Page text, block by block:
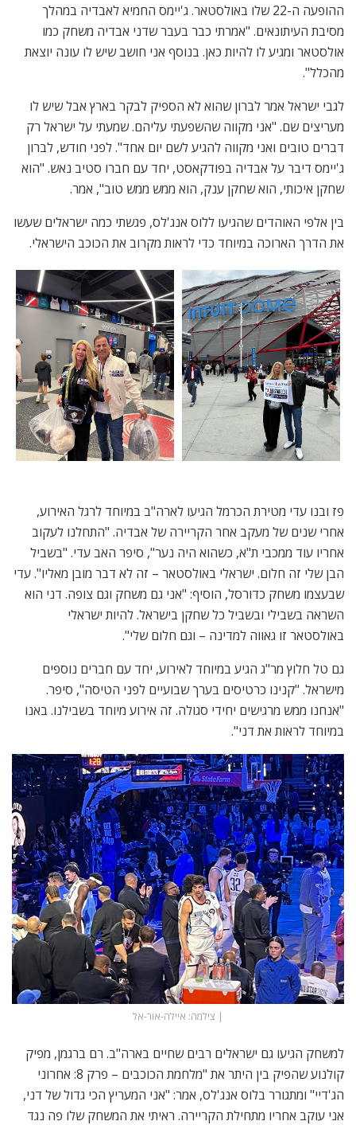
ההופעה ה-22 שלו באולסטאר. ג'יימס החמיא לאבדיה במהלך
מסיבת העיתונאים. "אמרתי כבר בעבר שדני אבדיה משחק כמו
אולסטאר ומגיע לו להיות כאן. בנוסף אני חושב שיש לו עונה יוצאת
מהכלל".
לגבי ישראל אמר לברון שהוא לא הספיק לבקר בארץ אבל שיש לו
מעריצים שם. "אני מקווה שהשפעתי עליהם. שמעתי על ישראל רק
דברים טובים ואני מקווה להגיע לשם יום אחד". לפני חודש, לברון
ג'יימס דיבר על אבדיה בפודקאסט, יחד עם חברו סטיב נאש. "הוא
שחקן איכותי, הוא שחקן ענק, הוא ממש ממש טוב", אמר.
בין אלפי האוהדים שהגיעו ללוס אנג'לס, פגשתי כמה ישראלים שעשו
את הדרך הארוכה במיוחד כדי לראות מקרוב את הכוכב הישראלי.
פז ובנו עדי מטירת הכרמל הגיעו לארה"ב במיוחד לרגל האירוע,
אחרי שנים של מעקב אחר הקריירה של אבדיה. "התחלנו לעקוב
אחריו עוד ממכבי ת"א, כשהוא היה נער", סיפר האב עדי. "בשביל
הבן שלי זה חלום. ישראלי באולסטאר – זה לא דבר מובן מאליו". עדי
שבעצמו משחק כדורסל, הוסיף: "אני גם משחק וגם צופה. דני הוא
השראה בשבילי ובשביל כל שחקן בישראל. להיות ישראלי
באולסטאר זו גאווה למדינה – וגם חלום שלי".
גם טל חלוץ מר"ג הגיע במיוחד לאירוע, יחד עם חברים נוספים
מישראל. "קנינו כרטיסים בערך שבועיים לפני הטיסה", סיפר.
"אנחנו ממש מרגישים יחידי סגולה. זה אירוע מיוחד בשבילנו. באנו
במיוחד לראות את דני".
| צילמה: איילה-אור-אל
למשחק הגיעו גם ישראלים רבים שחיים בארה"ב. רם ברגמן, מפיק
קולנוע שהפיק בין היתר את "מלחמת הכוכבים – פרק 8: אחרוני
הג'דיי" ומתגורר בלוס אנג'לס, אמר: "אני המעריץ הכי גדול של דני,
אני עוקב אחריו מתחילת הקריירה. ראיתי את המשחק שלו פה נגד